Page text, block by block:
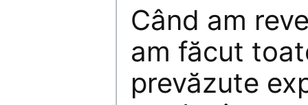
Când am
am făcut
prevăzute